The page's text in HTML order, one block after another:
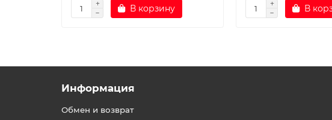
В корзину В
Информация
Обмен и возврат